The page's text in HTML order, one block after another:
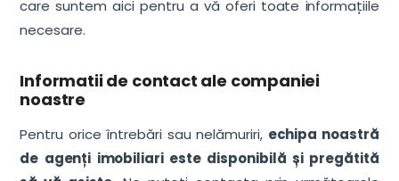
care suntem aici pentru a vă oferi toate informațiile
necesare.
Informatii de contact ale companiei
noastre
Pentru orice întrebări sau nelămuriri, echipa noastră
de agenți imobiliari este disponibilă și pregătită